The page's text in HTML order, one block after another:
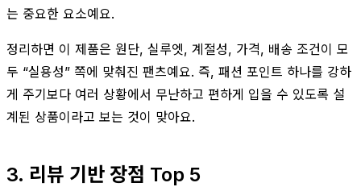
는 중요한 요소예요.
정리하면 이 제품은 원단, 실루엣, 계절성, 가격, 배송 조건이 모
두 “실용성” 쪽에 맞춰진 팬츠예요. 즉, 패션 포인트 하나를 강하
게 주기보다 여러 상황에서 무난하고 편하게 입을 수 있도록 설
계된 상품이라고 보는 것이 맞아요.
3. 리뷰 기반 장점 Top 5